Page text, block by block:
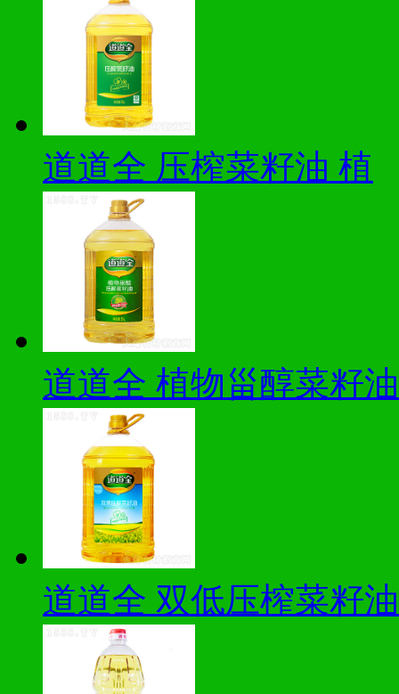
道道全 压榨菜籽油 植
道道全 植物甾醇菜籽油
道道全 双低压榨菜籽油